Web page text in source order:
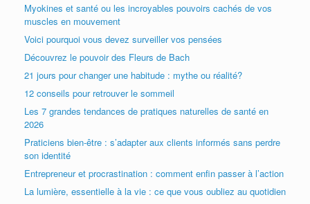
Myokines et santé ou les incroyables pouvoirs cachés de vos
muscles en mouvement
Voici pourquoi vous devez surveiller vos pensées
Découvrez le pouvoir des Fleurs de Bach
21 jours pour changer une habitude : mythe ou réalité?
12 conseils pour retrouver le sommeil
Les 7 grandes tendances de pratiques naturelles de santé en
2026
Praticiens bien-être : s’adapter aux clients informés sans perdre
son identité
Entrepreneur et procrastination : comment enfin passer à l’action
La lumière, essentielle à la vie : ce que vous oubliez au quotidien